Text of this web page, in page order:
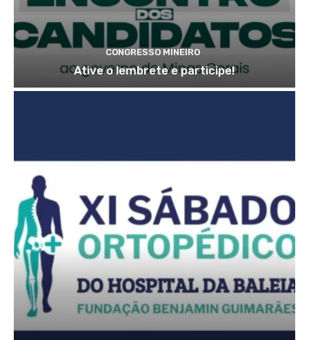
CONGRESSO MINEIRO
Ative o lembrete e participe!